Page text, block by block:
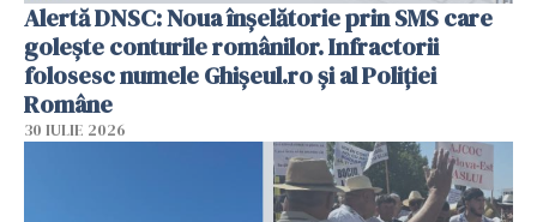
Alertă DNSC: Noua înșelătorie prin SMS care
golește conturile românilor. Infractorii
folosesc numele Ghișeul.ro și al Poliției
Române
30 IULIE 2026